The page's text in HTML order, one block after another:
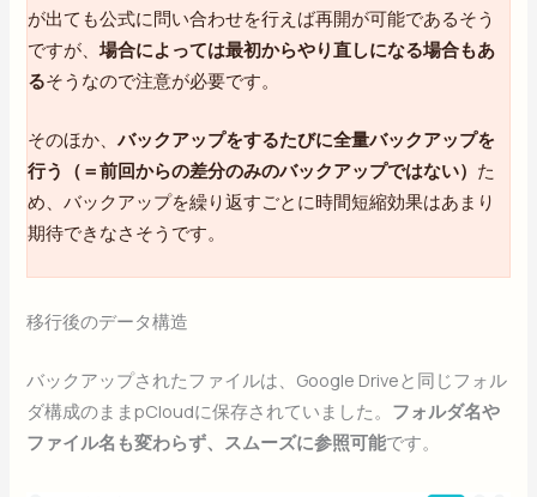
が出ても公式に問い合わせを行えば再開が可能であるそう
ですが、場合によっては最初からやり直しになる場合もあ
るそうなので注意が必要です。
そのほか、バックアップをするたびに全量バックアップを
行う（＝前回からの差分のみのバックアップではない） た
め、バックアップを繰り返すごとに時間短縮効果はあまり
期待できなさそうです。
移行後のデータ構造
バックアップされたファイルは、Google Driveと同じフォル
ダ構成のままpCloudに保存されていました。 フォルダ名や
ファイル名も変わらず、スムーズに参照可能です。